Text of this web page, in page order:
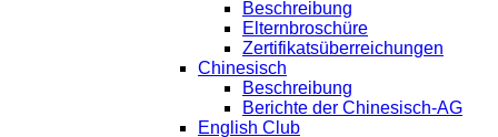
Beschreibung
Elternbroschüre
Zertifikatsüberreichungen
Chinesisch
Beschreibung
Berichte der Chinesisch-AG
English Club